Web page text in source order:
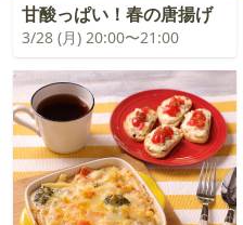
甘酸っぱい！春の唐揚げ
3/28 (月) 20:00〜21:00